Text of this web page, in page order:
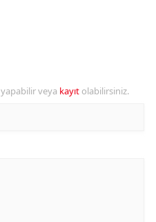
yapabilir veya kayıt olabilirsiniz.